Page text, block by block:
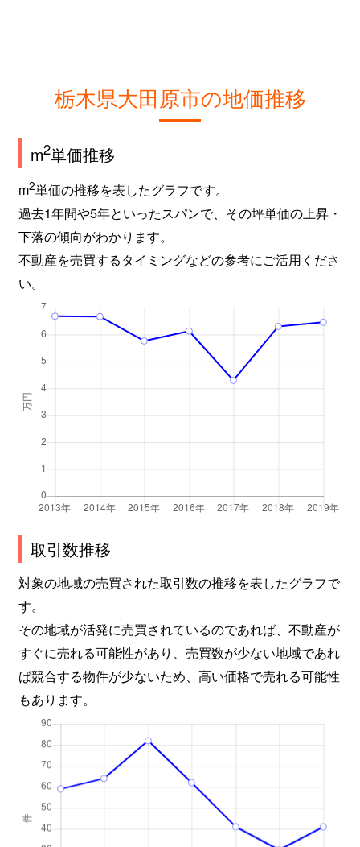
栃木県大田原市の地価推移
m2単価推移
m2単価の推移を表したグラフです。
過去1年間や5年といったスパンで、その坪単価の上昇・
下落の傾向がわかります。
不動産を売買するタイミングなどの参考にご活用くださ
い。
取引数推移
対象の地域の売買された取引数の推移を表したグラフで
す。
その地域が活発に売買されているのであれば、不動産が
すぐに売れる可能性があり、売買数が少ない地域であれ
ば競合する物件が少ないため、高い価格で売れる可能性
もあります。